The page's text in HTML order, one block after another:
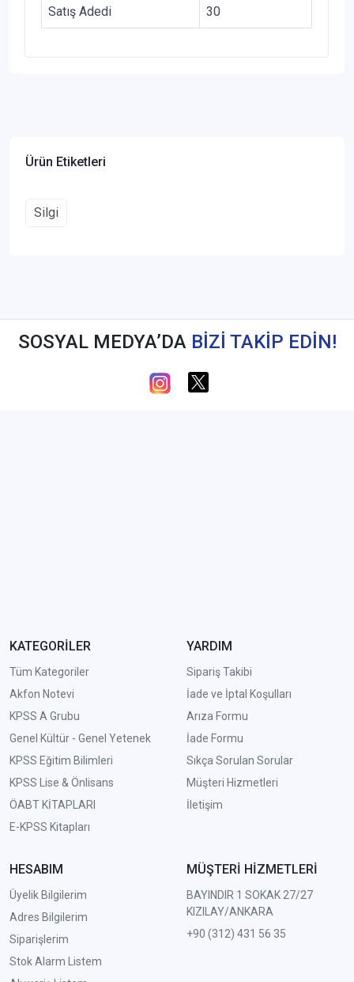
Satış Adedi 30
Ürün Etiketleri
Silgi
SOSYAL MEDYA’DA BİZİ TAKİP EDİN!
KATEGORİLER
Tüm Kategoriler
Akfon Notevi
KPSS A Grubu
Genel Kültür - Genel Yetenek
KPSS Eğitim Bilimleri
KPSS Lise & Önlisans
ÖABT KİTAPLARI
E-KPSS Kitapları
YARDIM
Sipariş Takibi
İade ve İptal Koşulları
Arıza Formu
İade Formu
Sıkça Sorulan Sorular
Müşteri Hizmetleri
İletişim
HESABIM
Üyelik Bilgilerim
Adres Bilgilerim
Siparişlerim
Stok Alarm Listem
MÜŞTERİ HİZMETLERİ
BAYINDIR 1 SOKAK 27/27
KIZILAY/ANKARA
+90 (312) 431 56 35